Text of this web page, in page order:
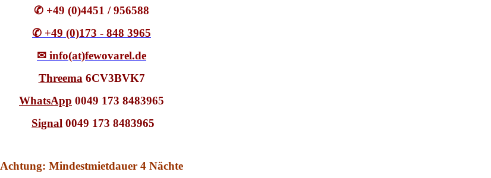
✆ +49 (0)4451 / 956588
✆ +49 (0)173 - 848 3965
✉ info(at)fewovarel.de
Threema 6CV3BVK7
WhatsApp 0049 173 8483965
Signal 0049 173 8483965
Achtung: Mindestmietdauer 4 Nächte